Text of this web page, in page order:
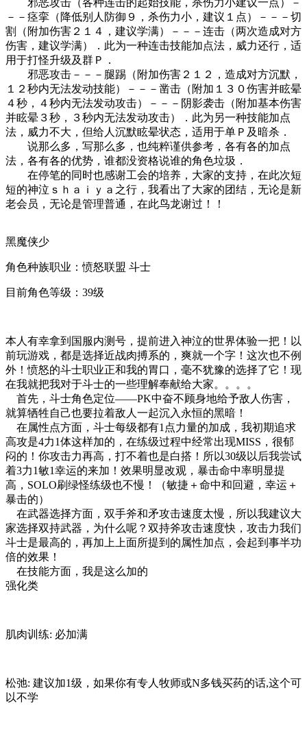
－－痉挛（降低别人防御９，杀伤力小，建议１点）－－－切
割（附加伤害２１４，建议学满）－－－连击（两次造成对方
伤害，建议学满）．此为一种连击技能加点法，威力还行，适
用于打怪升级及群Ｐ．
邪恶攻击－－－腿踢（附加伤害２１２，造成对方沉默，
１２秒内无法发动技能）－－－凿击（附加１３０伤害并眩晕
４秒，４秒内无法发动攻击）－－－阴影袭击（附加基本伤害
并眩晕３秒，３秒内无法发动攻击）．此为另一种技能加点
法，威力不大，但给人沉默眩晕状态，适用于单Ｐ及暗杀．
说那么多，写那么多，也纯粹谨供参考，各有各的加点
法，各有各的优势，谁都没资格说谁的角色垃圾．
在停笔的同时也感谢工会的培养，大家的支持，在此次短
短的神泣ｓｈａｉｙａ之行，我看出了大家的团结，无论是新
老会员，无论是管理普通，在此鸟龙谢过！！
黑魔侠少
角色种族职业：愤怒联盟 斗士
目前角色等级：39级
本人有幸拿到国服内测号，提前进入神泣的世界体验一把！以
前玩游戏，都是选择近战肉搏系的，爽就一个字！这次也不例
外！愤怒的斗士职业正和我的胃口，毫不犹豫的选择了它！现
在我就把我对于斗士的一些理解奉献给大家。。。。
首先，斗士角色定位――PK中奋不顾身地给予敌人伤害，
就算牺牲自己也要拉着敌人一起沉入永恒的黑暗！
在属性点方面，斗士每级都有1点力量的加成，我初期追求
高攻是4力1体这样加的，在练级过程中经常出现MISS，很郁
闷的！你攻击力再高，打不着也是白搭！所以30级以后我尝试
着3力1敏1幸运的来加！效果明显改观，暴击命中率明显提
高，SOLO刷绿怪练级也不慢！（敏捷＋命中和回避，幸运＋
暴击的）
在武器选择方面，双手斧和矛攻击速度太慢，所以我建议大
家选择双持武器，为什么呢？双持斧攻击速度快，攻击力我们
斗士是最高的，再加上上面所提到的属性加点，会起到事半功
倍的效果！
在技能方面，我是这么加的
强化类
肌肉训练: 必加满
松弛: 建议加1级，如果你有专人牧师或N多钱买药的话,这个可
以不学